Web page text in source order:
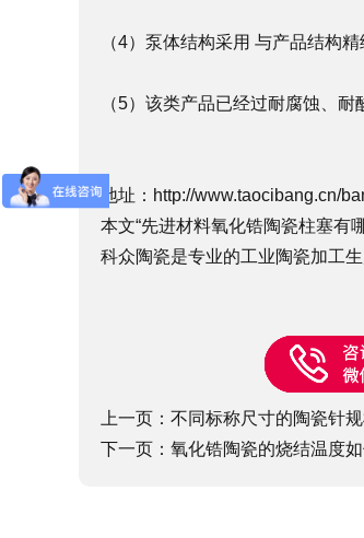
（4）泵体结构采用 与产品结构精
（5）该类产品已经过耐腐蚀、
地址： http://www.taocibang.cn/
本文“先进材料氧化锆陶瓷柱塞有
科众陶瓷是专业的工业陶瓷加工
上一页： 不同标称尺寸的陶瓷针
下一页： 氧化锆陶瓷的烧结温度